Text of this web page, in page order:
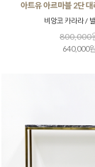
아트유 아르마블 2단 대
비앙코 카라라 /
800,000
640,000원